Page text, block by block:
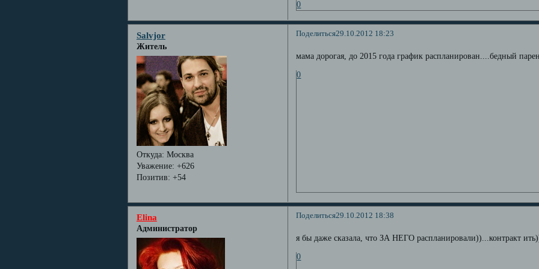
0
Поделиться29.10.2012 18:23
Salvjor
Житель
Откуда: Москва
Уважение: +626
Позитив: +54
мама дорогая, до 2015 года график распланирован....бедный
0
Поделиться29.10.2012 18:38
Elina
Администратор
я бы даже сказала, что ЗА НЕГО распланировали))...контракт
0